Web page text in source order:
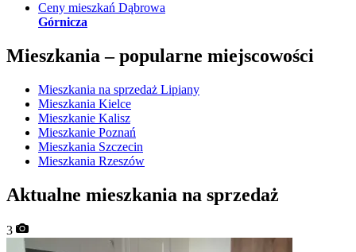
Ceny mieszkań Dąbrowa
Górnicza
Mieszkania –popularne miejscowości
Mieszkania na sprzedaż Lipiany
Mieszkania Kielce
Mieszkanie Kalisz
Mieszkanie Poznań
Mieszkania Szczecin
Mieszkania Rzeszów
Aktualne mieszkania na sprzedaż
3